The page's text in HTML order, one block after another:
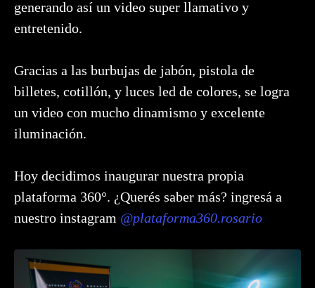
generando así un video super llamativo y
entretenido.
Gracias a las burbujas de jabón, pistola de
billetes, cotillón, y luces led de colores, se logra
un video con mucho dinamismo y excelente
iluminación.
Hoy decidimos inaugurar nuestra propia
plataforma 360°. ¿Querés saber más? ingresá a
nuestro instagram @plataforma360.rosario